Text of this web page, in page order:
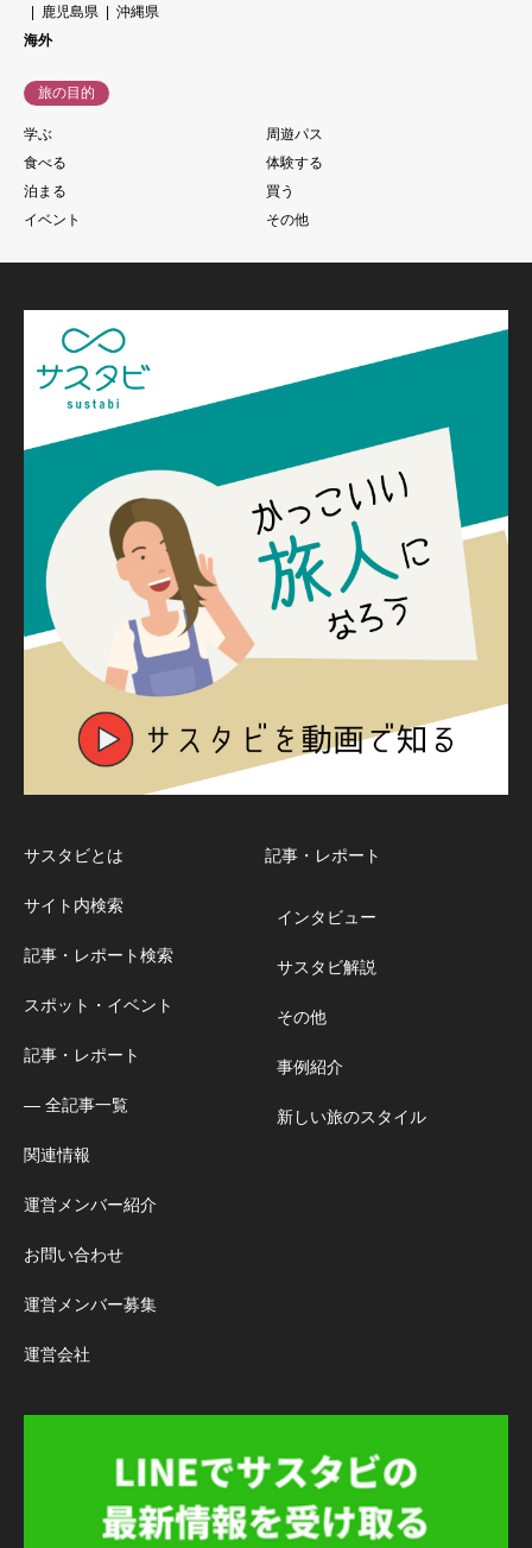
鹿児島県
沖縄県
海外
旅の目的
学ぶ
周遊パス
食べる
体験する
泊まる
買う
イベント
その他
サスタビとは
サイト内検索
記事・レポート検索
スポット・イベント
記事・レポート
― 全記事一覧
関連情報
運営メンバー紹介
お問い合わせ
運営メンバー募集
運営会社
記事・レポート
インタビュー
サスタビ解説
その他
事例紹介
新しい旅のスタイル